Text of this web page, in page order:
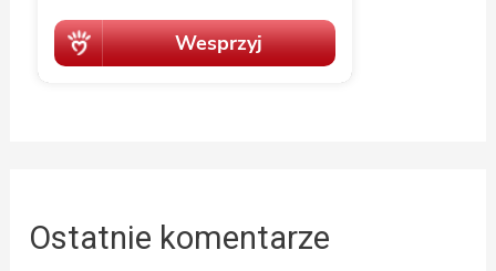
Ostatnie komentarze